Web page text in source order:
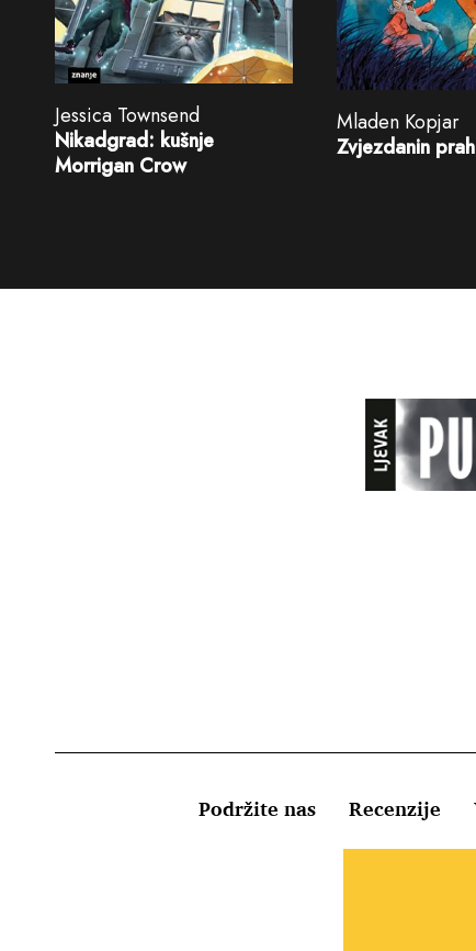
Jessica Townsend
Nikadgrad: kušnje
Morrigan Crow
Mladen Kopjar
Zvjezdanin prah
Podržite nas Recenzije